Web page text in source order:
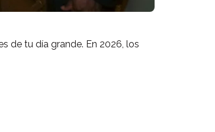
de tu día grande. En 2026, los